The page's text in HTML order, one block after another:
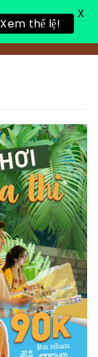
Toggle
Xem thể lệ!
X